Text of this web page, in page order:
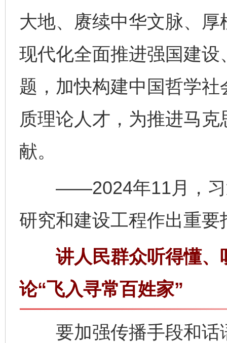
大地、赓续中华文脉、
现代化全面推进强国建
题，加快构建中国哲学
质理论人才，为推进马
献。
——2024年11月，习
研究和建设工程作出重要
讲人民群众听得懂、
论“飞入寻常百姓家”
要加强传播手段和话